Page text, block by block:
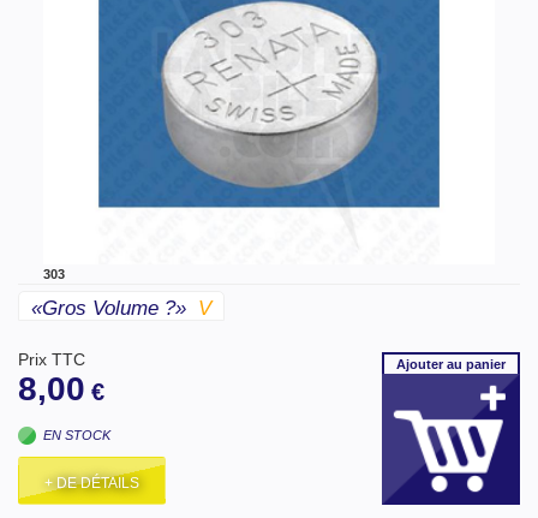
303
«gros Volume ?» V
Prix TTC
8,00 €
EN STOCK
+ DE DÉTAILS
Ajouterau panier